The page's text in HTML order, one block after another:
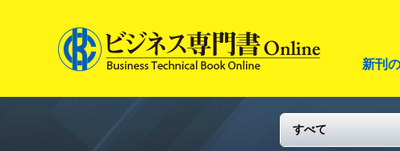
新刊